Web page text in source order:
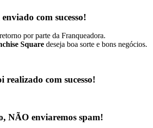
com sucesso!
por parte da Franqueadora.
Square deseja boa sorte e bons negócios.
realizado com sucesso!
NÃO enviaremos spam!